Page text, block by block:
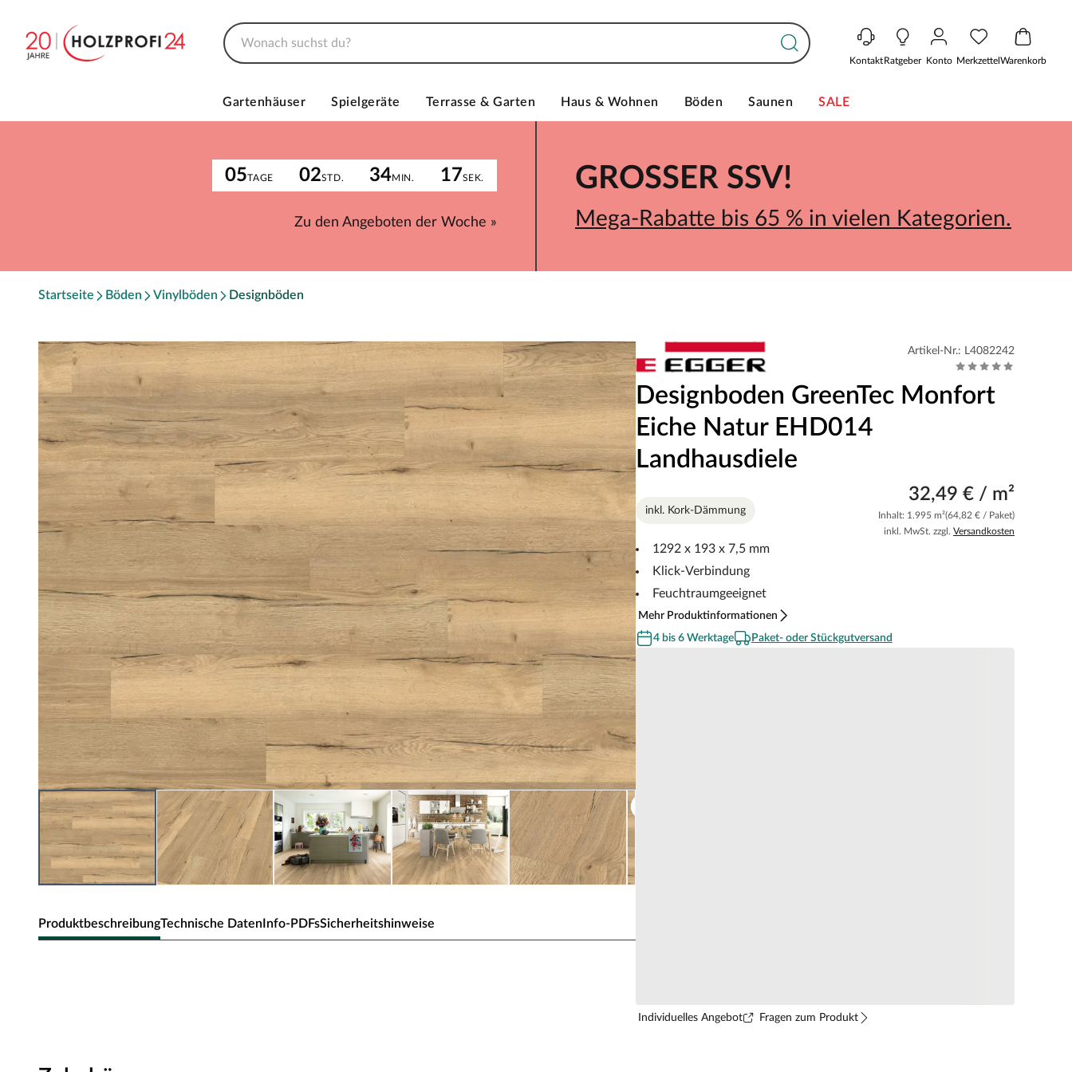
KontaktRatgeber Konto MerkzettelWarenkorb
Gartenhäuser Spielgeräte Terrasse & Garten Haus & Wohnen Böden Saunen SALE
05TAGE 02STD. 34MIN. 17SEK.
Zu den Angeboten der Woche »
GROSSER SSV!
Mega-Rabatte bis 65 % in vielen Kategorien.
Startseite Böden Vinylböden Designböden
ProduktbeschreibungTechnische DatenInfo-PDFsSicherheitshinweise
Artikel-Nr.: L4082242
Designboden GreenTec Monfort
Eiche Natur EHD014
Landhausdiele
32,49 € / m²
Inhalt: 1.995 m²(64,82 € / Paket)
inkl. MwSt. zzgl. Versandkosten
inkl. Kork-Dämmung
1292 x 193 x 7,5 mm
Klick-Verbindung
Feuchtraumgeeignet
Mehr Produktinformationen
4 bis 6 Werktage
Paket- oder Stückgutversand
Individuelles Angebot Fragen zum Produkt